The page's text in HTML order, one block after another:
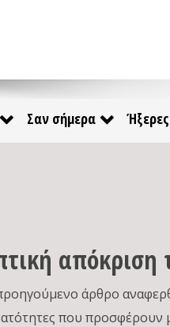
Σαν σήμερα
άρθρο
που προσφέρουν